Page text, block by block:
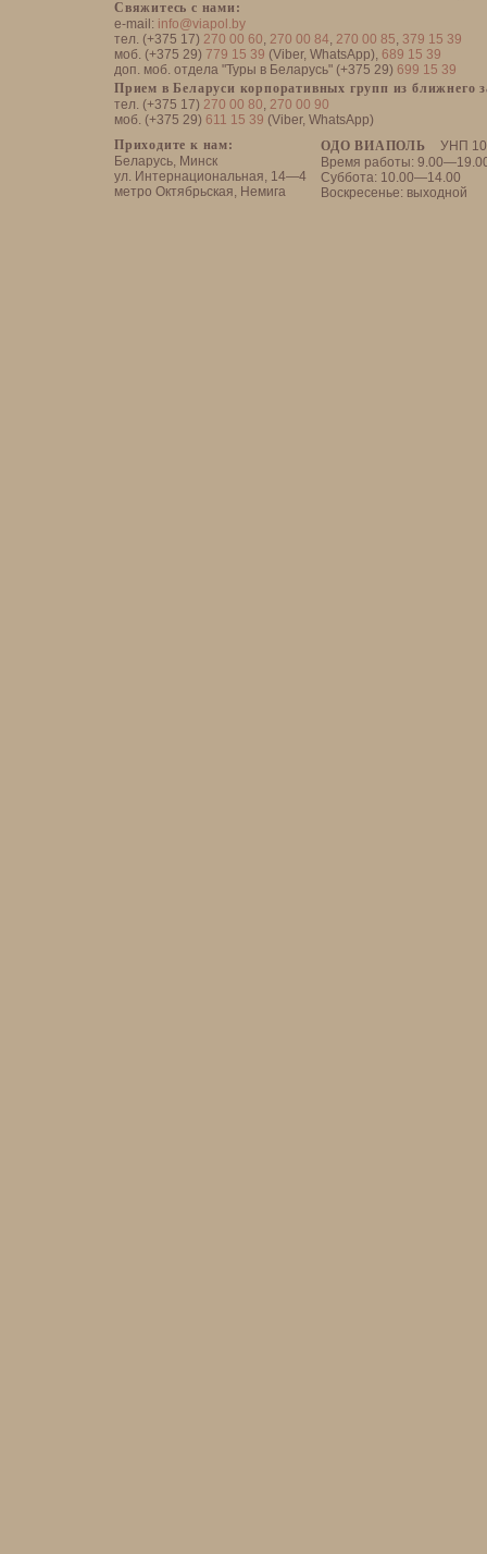
Свяжитесь с нами:
e-mail: info@viapol.by
тел. (+375 17) 270 00 60, 270 00 84, 270 00 85, 379 15 39
моб. (+375 29) 779 15 39 (Viber, WhatsApp), 689 15 39
доп. моб. отдела "Туры в Беларусь" (+375 29) 699 15 39
Прием в Беларуси корпоративных групп из ближнего
тел. (+375 17) 270 00 80, 270 00 90
моб. (+375 29) 611 15 39 (Viber, WhatsApp)
ОДО ВИАПОЛЬ
УНП
Время работы:
Суббота: 10.00—14.00
Воскресенье: выходной
Приходите к нам:
Беларусь, Минск
ул. Интернациональная, 14—4
метро Октябрьская, Немига